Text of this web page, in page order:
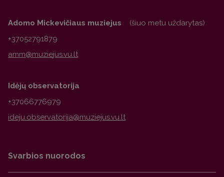
Adomo Mickevičiaus muziejus (šiuo metu uždarytas)
+37052791879
Idėjų observatorija
+37066776979
Svarbios nuorodos